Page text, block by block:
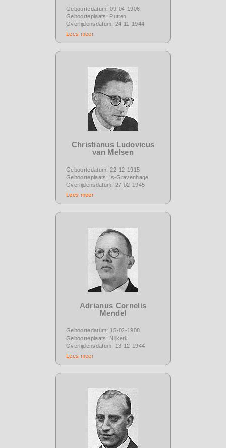
Geboortedatum: 09-04-1906
Geboorteplaats: Putten
Overlijdensdatum: 24-11-1944
Lees meer
Christianus Ludovicus
van Melsen
Geboortedatum: 22-12-1915
Geboorteplaats: 's-Gravenhage
Overlijdensdatum: 27-02-1945
Lees meer
Adrianus Cornelis
Mendel
Geboortedatum: 15-02-1908
Geboorteplaats: Nijkerk
Overlijdensdatum: 13-12-1944
Lees meer